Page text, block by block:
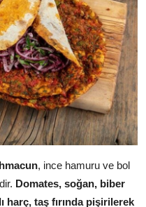
, ince hamuru ve bol
Domates, soğan, biber
harç, taş fırında pişirilerek